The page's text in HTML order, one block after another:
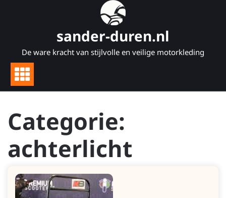
sander-duren.nl
De ware kracht van stijlvolle en veilige motorkleding
Categorie:
achterlicht